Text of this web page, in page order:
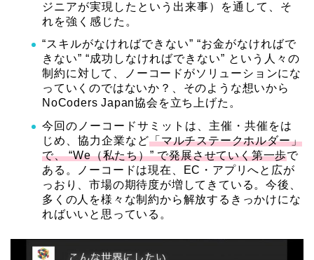
ジニアが実現したという出来事）を通して、そ
れを強く感じた。
“スキルがなければできない” “お金がなければで
きない” “成功しなければできない” という人々の
制約に対して、ノーコードがソリューションにな
っていくのではないか？、そのような想いから
NoCoders Japan協会を立ち上げた。
今回のノーコードサミットは、主催・共催をは
じめ、協力企業など「マルチステークホルダー」
で、 “We（私たち）” で発展させていく第一歩で
ある。ノーコードは現在、EC・アプリへと広が
っおり、市場の期待度が増してきている。今後、
多くの人を様々な制約から解放するきっかけにな
ればいいと思っている。